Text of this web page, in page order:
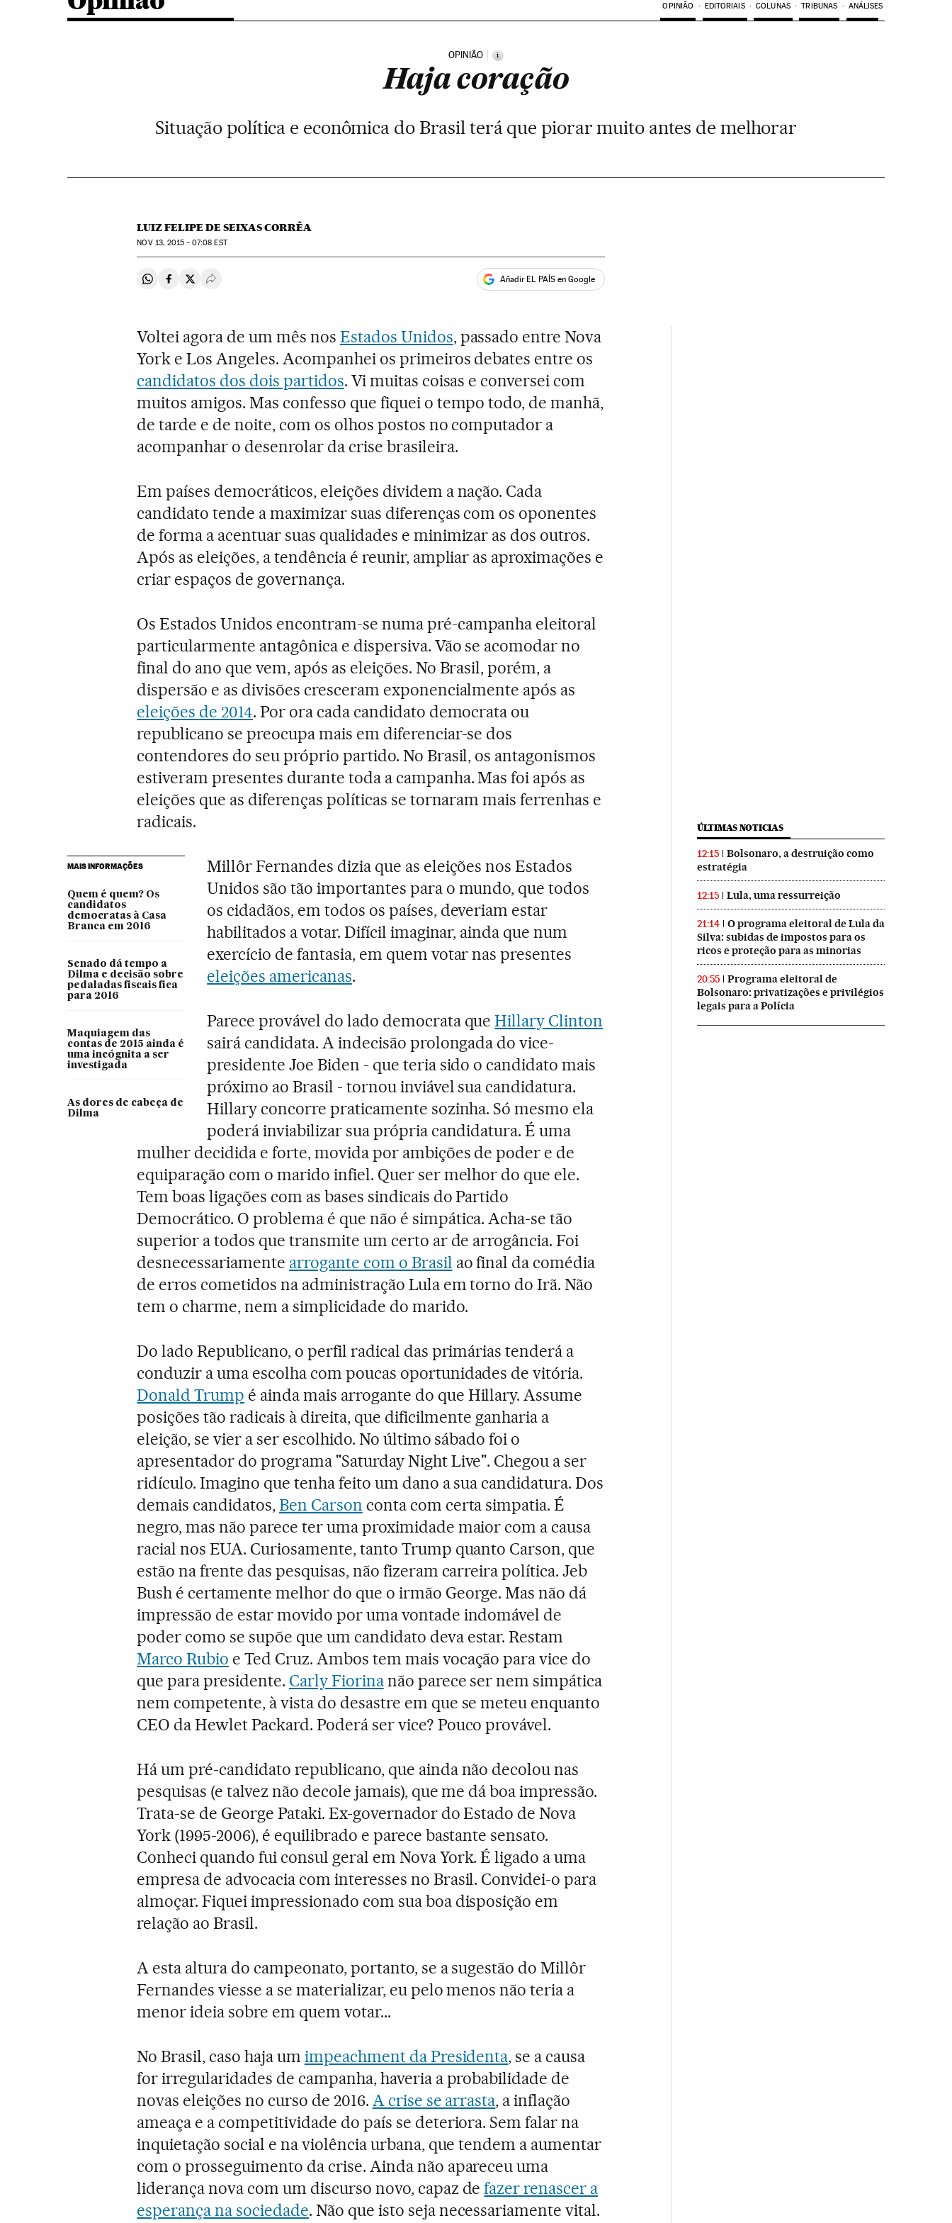
OPINIÃO EDITORIAIS COLUNAS TRIBUNAS ANÁLISES
OPINIÃO i
Haja coração
Situação política e econômica do Brasil terá que piorar muito antes de melhorar
LUIZ FELIPE DE SEIXAS CORRÊA
NOV13, 2015 - 07:08 EST
Compartir en Whatsapp
Compartir en Facebook
Compartir en Twitter
Desplegar Redes Sociales Añadir EL PAÍS en Google
Voltei agora de um mês nos Estados Unidos, passado entre Nova
York e Los Angeles. Acompanhei os primeiros debates entre os
candidatos dos dois partidos. Vi muitas coisas e conversei com
muitos amigos. Mas confesso que fiquei o tempo todo, de manhã,
de tarde e de noite, com os olhos postos no computador a
acompanhar o desenrolar da crise brasileira.
Em países democráticos, eleições dividem a nação. Cada
candidato tende a maximizar suas diferenças com os oponentes
de forma a acentuar suas qualidades e minimizar as dos outros.
Após as eleições, a tendência é reunir, ampliar as aproximações e
criar espaços de governança.
Os Estados Unidos encontram-se numa pré-campanha eleitoral
particularmente antagônica e dispersiva. Vão se acomodar no
final do ano que vem, após as eleições. No Brasil, porém, a
dispersão e as divisões cresceram exponencialmente após as
eleições de 2014. Por ora cada candidato democrata ou
republicano se preocupa mais em diferenciar-se dos
contendores do seu próprio partido. No Brasil, os antagonismos
estiveram presentes durante toda a campanha. Mas foi após as
eleições que as diferenças políticas se tornaram mais ferrenhas e
radicais.
MAIS INFORMAÇÕES
Quem é quem? Os
candidatos
democratas à Casa
Branca em 2016
Senado dá tempo a
Dilma e decisão sobre
pedaladas fiscais fica
para 2016
Maquiagem das
contas de 2015 ainda é
uma incógnita a ser
investigada
As dores de cabeça de
Dilma
Millôr Fernandes dizia que as eleições nos Estados
Unidos são tão importantes para o mundo, que todos
os cidadãos, em todos os países, deveriam estar
habilitados a votar. Difícil imaginar, ainda que num
exercício de fantasia, em quem votar nas presentes
eleições americanas.
Parece provável do lado democrata queHillary Clinton
sairá candidata. A indecisão prolongada do vice-
presidente Joe Biden - que teria sido o candidato mais
próximo ao Brasil - tornou inviável sua candidatura.
Hillary concorre praticamente sozinha. Só mesmo ela
poderá inviabilizar sua própria candidatura. É uma
mulher decidida e forte, movida por ambições de poder e de
equiparação com o marido infiel. Quer ser melhor do que ele.
Tem boas ligações com as bases sindicais do Partido
Democrático. O problema é que não é simpática. Acha-se tão
superior a todos que transmite um certo ar de arrogância. Foi
desnecessariamente arrogante com o Brasil ao final da comédia
de erros cometidos na administração Lula em torno do Irã. Não
tem o charme, nem a simplicidade do marido.
Do lado Republicano, o perfil radical das primárias tenderá a
conduzir a uma escolha com poucas oportunidades de vitória.
Donald Trump é ainda mais arrogante do que Hillary. Assume
posições tão radicais à direita, que dificilmente ganharia a
eleição, se vier a ser escolhido. No último sábado foi o
apresentador do programa "Saturday Night Live". Chegou a ser
ridículo. Imagino que tenha feito um dano a sua candidatura. Dos
demais candidatos,Ben Carson conta com certa simpatia. É
negro, mas não parece ter uma proximidade maior com a causa
racial nos EUA. Curiosamente, tanto Trump quanto Carson, que
estão na frente das pesquisas, não fizeram carreira política. Jeb
Bush é certamente melhor do que o irmão George. Mas não dá
impressão de estar movido por uma vontade indomável de
poder como se supõe que um candidato deva estar. Restam
Marco Rubio e Ted Cruz. Ambos tem mais vocação para vice do
que para presidente. Carly Fiorinanão parece ser nem simpática
nem competente, à vista do desastre em que se meteu enquanto
CEO da Hewlet Packard. Poderá ser vice? Pouco provável.
Há um pré-candidato republicano, que ainda não decolou nas
pesquisas (e talvez não decole jamais), que me dá boa impressão.
Trata-se de George Pataki. Ex-governador do Estado de Nova
York (1995-2006), é equilibrado e parece bastante sensato.
Conheci quando fui consul geral em Nova York. É ligado a uma
empresa de advocacia com interesses no Brasil. Convidei-o para
almoçar. Fiquei impressionado com sua boa disposição em
relação ao Brasil.
A esta altura do campeonato, portanto, se a sugestão do Millôr
Fernandes viesse a se materializar, eu pelo menos não teria a
menor ideia sobre em quem votar...
No Brasil, caso haja um impeachment da Presidenta, se a causa
for irregularidades de campanha, haveria a probabilidade de
novas eleições no curso de 2016. A crise se arrasta, a inflação
ameaça e a competitividade do país se deteriora. Sem falar na
inquietação social e na violência urbana, que tendem a aumentar
com o prosseguimento da crise. Ainda não apareceu uma
liderança nova com um discurso novo, capaz defazer renascer a
esperança na sociedade. Não que isto seja necessariamente vital.
ÚLTIMAS NOTICIAS
12:15
Bolsonaro, a destruição como
estratégia
12:15 Lula, uma ressurreição
21:14
O programa eleitoral de Lula da
Silva: subidas de impostos para os
ricos e proteção para as minorias
20:55
Programa eleitoral de
Bolsonaro: privatizações e privilégios
legais para a Polícia